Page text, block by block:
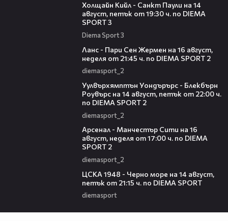
Холщайн Кийл - Санкт Паули на 14
август, петък от 19:30 ч. по DIEMA
SPORT 3
Diema Sport 3
Ланс - Пари Сен Жермен на 16 август,
неделя от 21:45 ч. по DIEMA SPORT 2
diemasport_2
Уулвърхямптън Уондърърс - Блекбърн
Роувърс на 14 август, петък от 22:00 ч.
по DIEMA SPORT 2
diemasport_2
Арсенал - Манчестър Сити на 16
август, неделя от 17:00 ч. по DIEMA
SPORT 2
diemasport_2
ЦСКА 1948 - Черно море на 14 август,
петък от 21:15 ч. по DIEMA SPORT
diemasport